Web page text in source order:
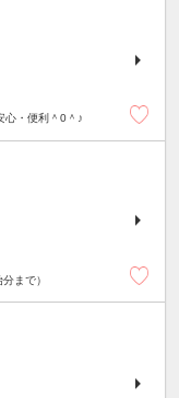
心・便利＾0＾♪
まで）